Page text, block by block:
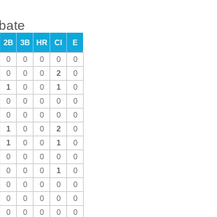
2B 3B HR CI
E
0 0 0 0
0
0 0 0 2
0
1 0 0 1
0
0 0 0 0
0
0 0 0 0
0
1 0 0 2
0
1 0 0 1
0
0 0 0 0
0
0 0 0 1
0
0 0 0 0
0
0 0 0 0
0
0 0 0 0
0